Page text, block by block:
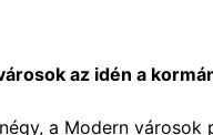
az idén a
a Modern városok